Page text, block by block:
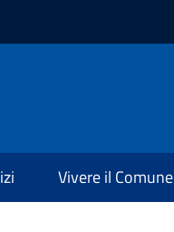
Vivere il Comune